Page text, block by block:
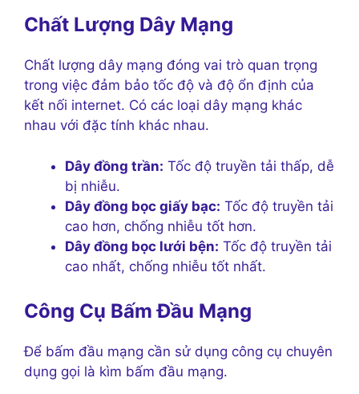
Chất Lượng Dây Mạng
Chất lượng dây mạng đóng vai trò quan trọng
trong việc đảm bảo tốc độ và độ ổn định của
kết nối internet. Có các loại dây mạng khác
nhau với đặc tính khác nhau.
Dây đồng trần: Tốc độ truyền tải thấp, dễ
bị nhiễu.
Dây đồng bọc giấy bạc: Tốc độ truyền tải
cao hơn, chống nhiễu tốt hơn.
Dây đồng bọc lưới bện: Tốc độ truyền tải
cao nhất, chống nhiễu tốt nhất.
Công Cụ Bấm Đầu Mạng
Để bấm đầu mạng cần sử dụng công cụ chuyên
dụng gọi là kìm bấm đầu mạng.